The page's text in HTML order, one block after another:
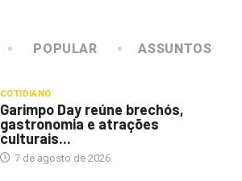
POPULAR ASSUNTOS
COTIDIANO
Garimpo Day reúne brechós,
gastronomia e atrações
culturais...
7 de agosto de 2026